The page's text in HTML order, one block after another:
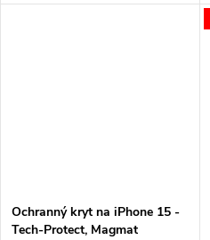
Ochranný kryt na iPhone 15 -
Tech-Protect, Magmat